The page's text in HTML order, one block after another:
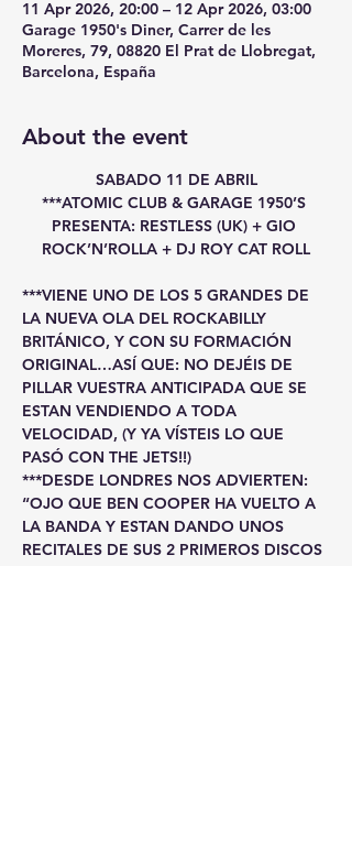
11 Apr 2026, 20:00 – 12 Apr 2026, 03:00
Garage 1950's Diner, Carrer de les
Moreres, 79, 08820 El Prat de Llobregat,
Barcelona, España
About the event
SABADO 11 DE ABRIL
***ATOMIC CLUB & GARAGE 1950’S
PRESENTA: RESTLESS (UK) + GIO
ROCK’N’ROLLA + DJ ROY CAT ROLL
***VIENE UNO DE LOS 5 GRANDES DE
LA NUEVA OLA DEL ROCKABILLY
BRITÁNICO, Y CON SU FORMACIÓN
ORIGINAL…ASÍ QUE: NO DEJÉIS DE
PILLAR VUESTRA ANTICIPADA QUE SE
ESTAN VENDIENDO A TODA
VELOCIDAD, (Y YA VÍSTEIS LO QUE
PASÓ CON THE JETS!!)
***DESDE LONDRES NOS ADVIERTEN:
“OJO QUE BEN COOPER HA VUELTO A
LA BANDA Y ESTAN DANDO UNOS
RECITALES DE SUS 2 PRIMEROS DISCOS